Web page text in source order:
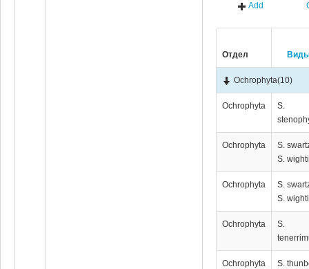
Add
Отдел
Ochrophyta(10)
Ochrophyta
S.
Ochrophyta
S.
S.
Ochrophyta
S.
S.
Ochrophyta
S.
Ochrophyta S.